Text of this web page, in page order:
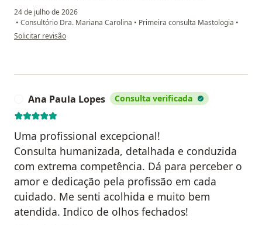
24 de julho de 2026
• Consultório Dra. Mariana Carolina • Primeira consulta Mastologia •
na opinião do utilizador A.F.S
Solicitar revisão
Ana Paula Lopes Consulta verificada
Uma profissional excepcional!
Consulta humanizada, detalhada e conduzida
com extrema competência. Dá para perceber o
amor e dedicação pela profissão em cada
cuidado. Me senti acolhida e muito bem
atendida. Indico de olhos fechados!